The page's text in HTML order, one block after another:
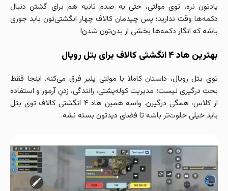
یادتون نره، توی مولتی، حتی یه صدم ثانیه هم برای گشتن دنبال
دکمه‌ها وقت ندارید؛ پس چیدمان کالاف چهار انگشتی‌تون باید جوری
باشه که انگار دکمه‌ها بخشی از بدن‌تون شدن!
بهترین هاد ۴ انگشتی کالاف برای بتل‌ رویال
توی بتل‌ رویال، داستان کاملا با مولتی‌ پلیر فرق می‌کنه. اینجا فقط
بحثِ درگیری نیست؛ مدیریت کوله‌پشتی، رانندگی، زدنِ آرمور و استفاده
از کلاس، همگی درگیرن. واسه همین هاد ۴ انگشتی کالاف توی بتل
باید خیلی خلوت‌تر باشه تا فضای دیدتون بسته نشه.